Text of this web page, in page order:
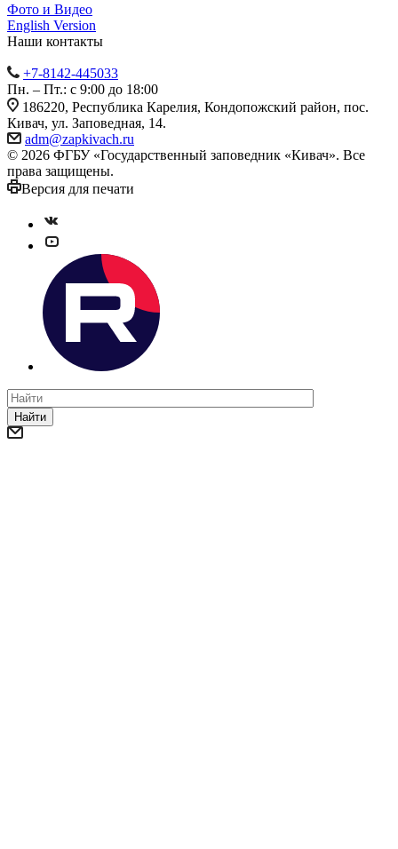
Фото и Видео
English Version
Наши контакты
+7-8142-445033
Пн. – Пт.: с 9:00 до 18:00
186220, Республика Карелия, Кондопожский район, пос.
Кивач, ул. Заповедная, 14.
adm@zapkivach.ru
© 2026 ФГБУ «Государственный заповедник «Кивач». Все
права защищены.
Версия для печати
Найти